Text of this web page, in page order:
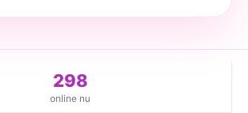
298
online nu